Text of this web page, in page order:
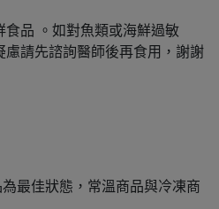
食品 。如對魚類或海鮮過敏
慮請先諮詢醫師後再食用，謝謝
最佳狀態，常溫商品與冷凍商